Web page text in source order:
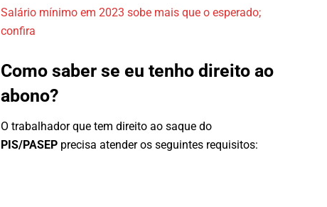
Salário mínimo em 2023 sobe mais que o esperado;
confira
Como saber se eu tenho direito ao
abono?
O trabalhador que tem direito ao saque do
PIS/PASEP precisa atender os seguintes requisitos: